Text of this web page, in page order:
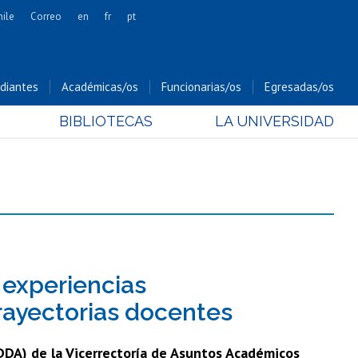
Cs. Forestales y Conservación
Cs. Sociales
Bachillerato
Hospital Clínico
Correo en fr pt
Académicas/os Funcionarias/os Egresadas/os
BIBLIOTECAS LA UNIVERSIDAD
docentes
de la Vicerrectoría de Asuntos Académicos